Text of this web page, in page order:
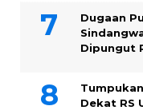
Dugaan
Dipungut
Dekat RS